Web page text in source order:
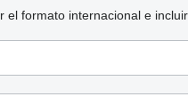
formato internacional e